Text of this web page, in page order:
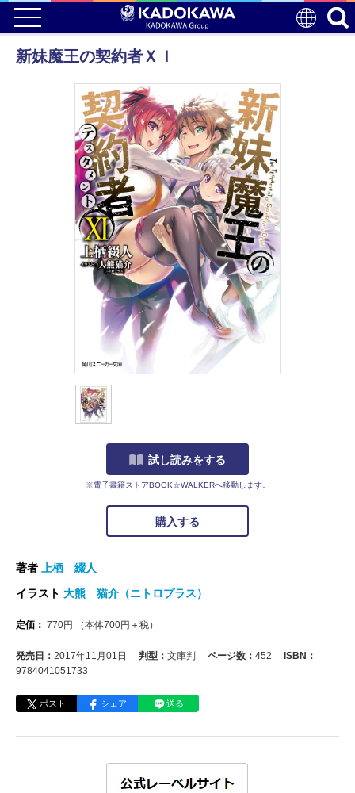
新妹魔王の契約者ＸＩ
試し読みをする
※電子書籍ストアBOOK☆WALKERへ移動します。
購入する
著者
上栖 綴人
イラスト 大熊 猫介（ニトロプラス）
定価： 770円 （本体700円＋税）
発売日： 2017年11月01日 判型： 文庫判 ページ数： 452
ISBN：
9784041051733
ポスト シェア 送る